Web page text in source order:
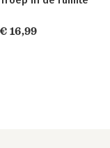
€ 16,99